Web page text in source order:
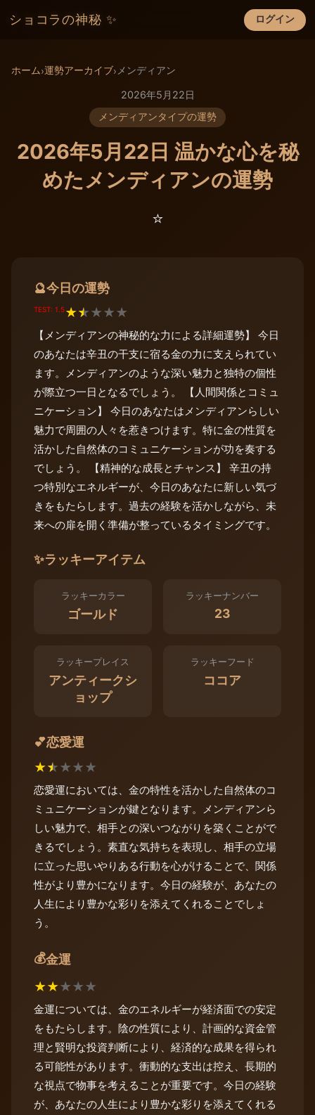
ショコラの神秘 ✨ ログイン
×
ホーム›運勢アーカイブ› メンディアン
2026年5月22日
メンディアンタイプの運勢
2026年5月22日 温かな心を秘
めたメンディアンの運勢
⭐️
🔮今日の運勢
TEST: 1.5★★★★★
【メンディアンの神秘的な力による詳細運勢】 今日
のあなたは辛丑の干支に宿る金の力に支えられてい
ます。メンディアンのような深い魅力と独特の個性
が際立つ一日となるでしょう。 【人間関係とコミュ
ニケーション】 今日のあなたはメンディアンらしい
魅力で周囲の人々を惹きつけます。特に金の性質を
活かした自然体のコミュニケーションが功を奏する
でしょう。 【精神的な成長とチャンス】 辛丑の持
つ特別なエネルギーが、今日のあなたに新しい気づ
きをもたらします。過去の経験を活かしながら、未
来への扉を開く準備が整っているタイミングです。
✨ラッキーアイテム
ラッキーカラー
ゴールド
ラッキーナンバー
23
ラッキープレイス
アンティークシ
ョップ
ラッキーフード
ココア
💕恋愛運
★★★★★
恋愛運においては、金の特性を活かした自然体のコ
ミュニケーションが鍵となります。メンディアンら
しい魅力で、相手との深いつながりを築くことがで
きるでしょう。素直な気持ちを表現し、相手の立場
に立った思いやりある行動を心がけることで、関係
性がより豊かになります。今日の経験が、あなたの
人生により豊かな彩りを添えてくれることでしょ
う。
💰金運
★★★★★
金運については、金のエネルギーが経済面での安定
をもたらします。陰の性質により、計画的な資金管
理と賢明な投資判断により、経済的な成果を得られ
る可能性があります。衝動的な支出は控え、長期的
な視点で物事を考えることが重要です。今日の経験
が、あなたの人生により豊かな彩りを添えてくれる